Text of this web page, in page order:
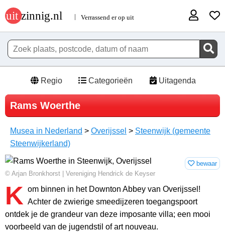
Regio Categorieën Uitagenda
Rams Woerthe
Musea in Nederland > Overijssel > Steenwijk (gemeente
Steenwijkerland)
bewaar
© Arjan Bronkhorst | Vereniging Hendrick de Keyser
K om binnen in het Downton Abbey van Overijssel!
Achter de zwierige smeedijzeren toegangspoort
ontdek je de grandeur van deze imposante villa; een mooi
voorbeeld van de jugendstil of art nouveau.